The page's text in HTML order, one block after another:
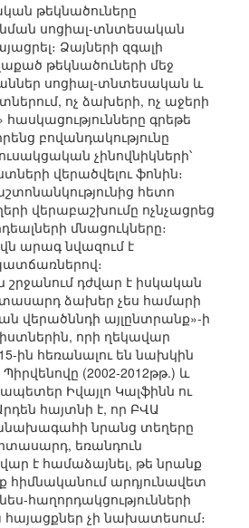
թեկնածուները
սոցիալ-տնտեսական
Ձայների զգալի
թեկնածուների մեջ
սոցիալ-տնտեսական և
ոչ ձախերի, ոչ աջերի
գրեթե
բովանդակությունը
չինովնիկների՝
վերածվելու ֆոնին։
հետո
վերաբաշխումը ոչնչացրեց
մնացուկները։
արագ նվազում է
դժվար է իսկական
ձախեր չես համարի
վերածննդի այլընտրանք»-ի
որի ղեկավար
ին հեռանալու են նախկին
(2002-2012թթ.) և
Իվայլո Կալֆինն ու
հայտնի է, որ ԲՎԱ
նրանց տեղերը
եռանդուն
է համաձայնել, թե նրանք
հիմնականում արդյունավետ
հաղորդակցությունների
հայացքներ չի նախատեսում։